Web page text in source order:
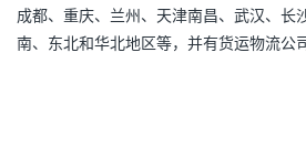
成都、重庆、兰州、天津南昌、武汉、长
南、东北和华北地区等，并有货运物流公